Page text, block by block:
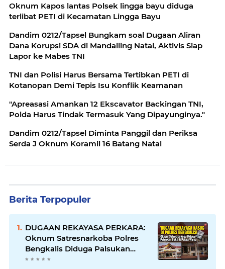
Oknum Kapos lantas Polsek lingga bayu diduga
terlibat PETI di Kecamatan Lingga Bayu
Dandim 0212/Tapsel Bungkam soal Dugaan Aliran
Dana Korupsi SDA di Mandailing Natal, Aktivis Siap
Lapor ke Mabes TNI
TNI dan Polisi Harus Bersama Tertibkan PETI di
Kotanopan Demi Tepis Isu Konflik Keamanan
"Apreasasi Amankan 12 Ekscavator Backingan TNI,
Polda Harus Tindak Termasuk Yang Dipayunginya."
‎Dandim 0212/Tapsel Diminta Panggil dan Periksa
Serda J Oknum Koramil 16 Batang Natal
Berita Terpopuler
DUGAAN REKAYASA PERKARA:
Oknum Satresnarkoba Polres
Bengkalis Diduga Palsukan
Barang Bukti Hingga Paksa